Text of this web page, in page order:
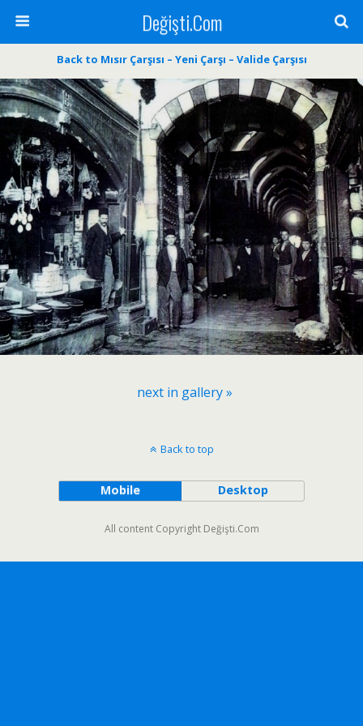
Değişti.Com
Back to Mısır Çarşısı – Yeni Çarşı – Valide Çarşısı
next in gallery »
Back to top
Mobile Desktop
All content Copyright Değişti.Com